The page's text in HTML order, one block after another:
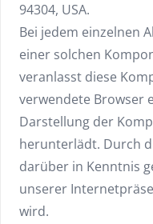
94304, USA.
Bei jedem einzelnen
einer solchen
veranlasst diese
verwendete Browser
Darstellung der
herunterlädt. Durch
darüber in Kenntnis
unserer
wird.